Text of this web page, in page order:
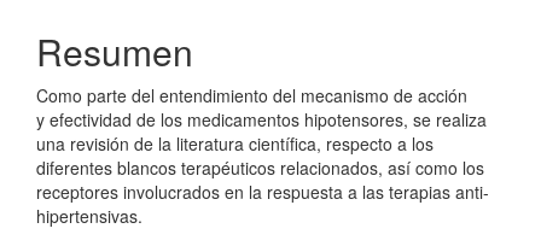
Resumen
Como parte del entendimiento del mecanismo de acción
y efectividad de los medicamentos hipotensores, se realiza
una revisión de la literatura científica, respecto a los
diferentes blancos terapéuticos relacionados, así como los
receptores involucrados en la respuesta a las terapias anti-
hipertensivas.